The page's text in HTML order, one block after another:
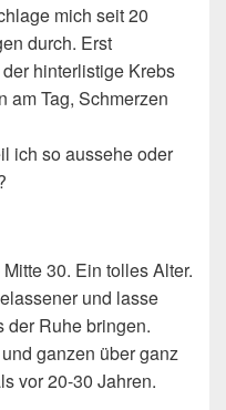
mich seit 20
durch. Erst
hinterlistige Krebs
am Tag, Schmerzen
ich so aussehe oder
30. Ein tolles Alter.
und lasse
der Ruhe bringen.
ganzen über ganz
vor 20-30 Jahren.